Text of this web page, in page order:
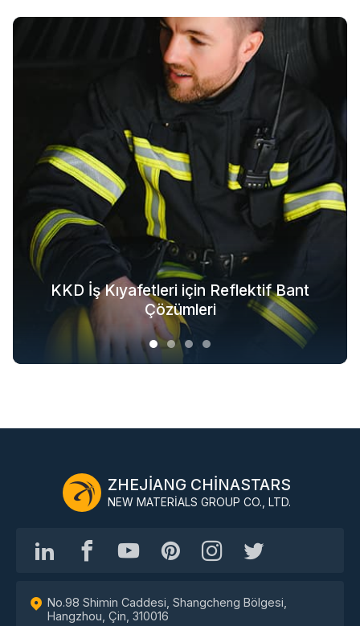
KKD İş Kıyafetleri için Reflektif Bant
Çözümleri
Moda Dış Mekan Giyim için Reflektif
Tekstil Çözümleri
Dış Giyim için Karanlıkta Parıldayan
Kumaş Çözümleri
Tüm Endüstri Zincirinde Güvenlik
Giysisi Çözümleri
ZHEJIANG CHINASTARS
NEW MATERIALS GROUP CO., LTD.
No.98 Shimin Caddesi, Shangcheng Bölgesi,
Hangzhou, Çin, 310016